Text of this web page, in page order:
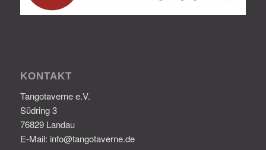
KONTAKT
Tangotaverne e.V.
Südring 3
76829 Landau
E-Mail: info@tangotaverne.de